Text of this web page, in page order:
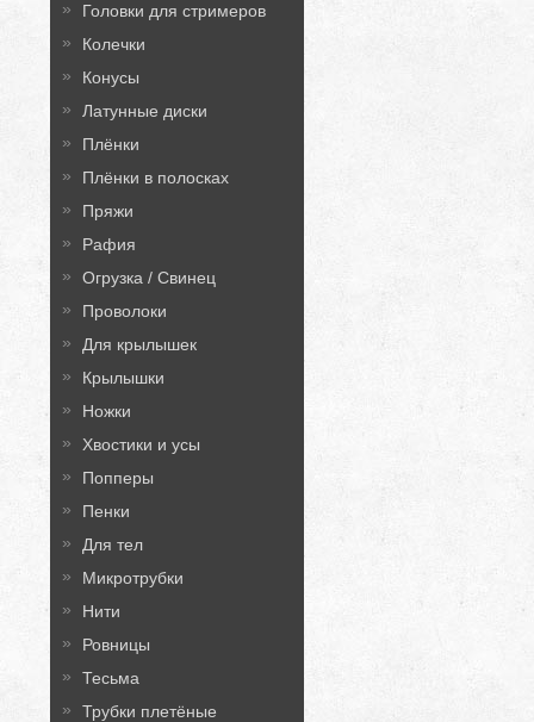
Головки для стримеров
Колечки
Конусы
Латунные диски
Плёнки
Плёнки в полосках
Пряжи
Рафия
Огрузка / Свинец
Проволоки
Для крылышек
Крылышки
Ножки
Хвостики и усы
Попперы
Пенки
Для тел
Микротрубки
Нити
Ровницы
Тесьма
Трубки плетёные